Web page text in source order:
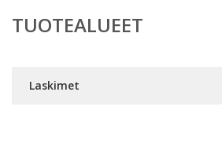
TUOTEALUEET
Laskimet